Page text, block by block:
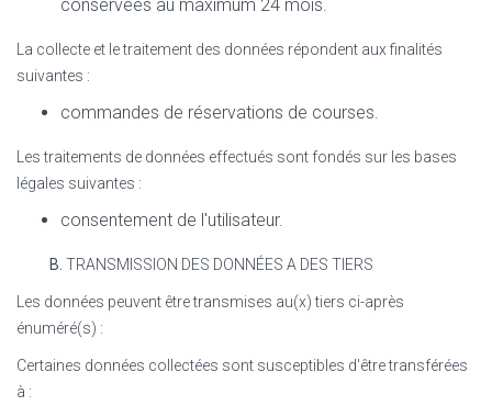
conservées au maximum 24 mois.
La collecte et le traitement des données répondent aux finalités
suivantes :
commandes de réservations de courses.
Les traitements de données effectués sont fondés sur les bases
légales suivantes :
consentement de l'utilisateur.
B. TRANSMISSION DES DONNÉES A DES TIERS
Les données peuvent être transmises au(x) tiers ci-après
énuméré(s) :
Certaines données collectées sont susceptibles d'être transférées
à :